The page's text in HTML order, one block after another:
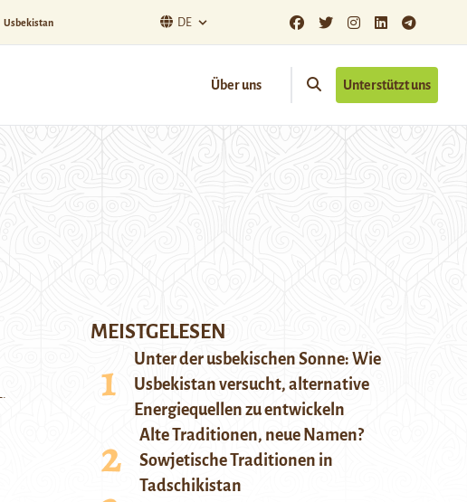
Usbekistan DE
Über uns Unterstützt uns
MEISTGELESEN
Unter der usbekischen Sonne: Wie
Usbekistan versucht, alternative
Energiequellen zu entwickeln
Alte Traditionen, neue Namen?
Sowjetische Traditionen in
Tadschikistan